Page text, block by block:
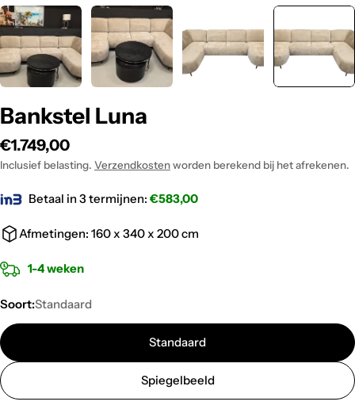
Bankstel Luna
Normale
prijs
€1.749,00
Inclusief belasting. Verzendkostenworden berekend bij het afrekenen.
Betaal in 3 termijnen: €583,00
Afmetingen: 160 x 340 x 200 cm
‎1-4 weken
Soort:Standaard
Standaard
Spiegelbeeld